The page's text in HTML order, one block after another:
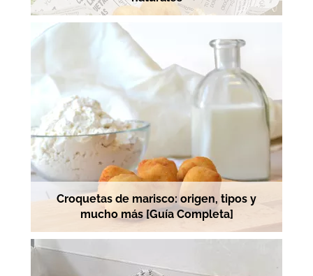
Croquetas de marisco: origen, tipos y
mucho más [Guía Completa]